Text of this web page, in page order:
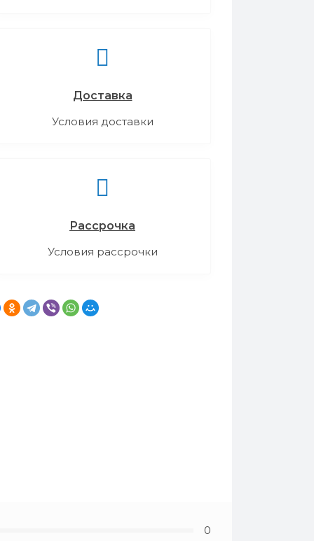
Доставка
Условия доставки
Рассрочка
Условия рассрочки
0